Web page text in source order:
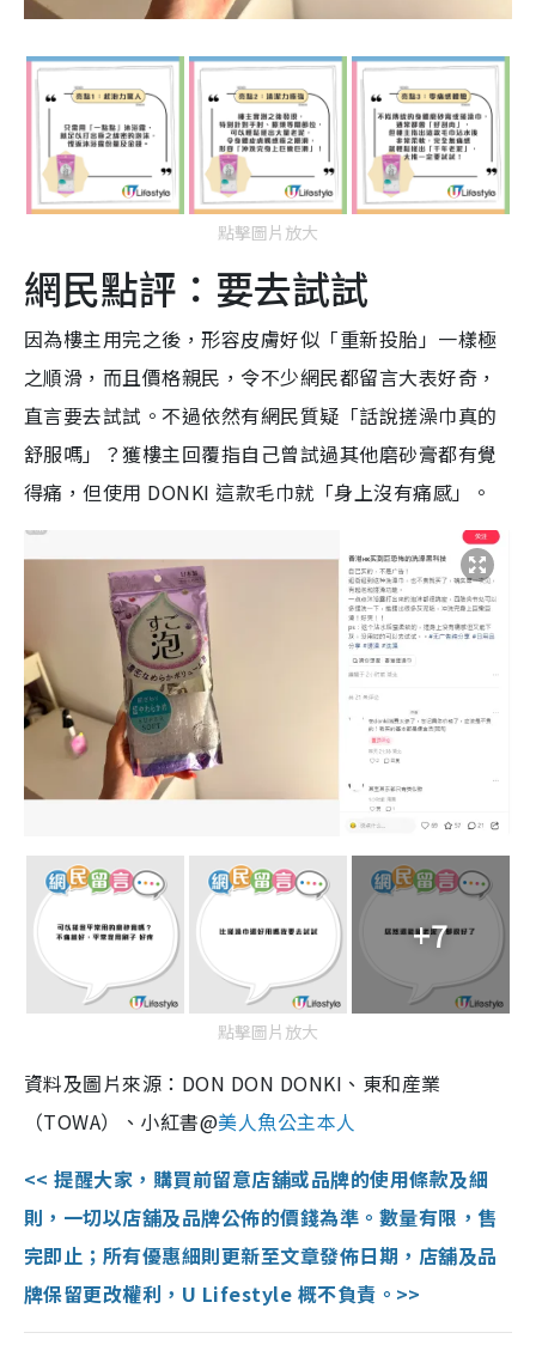
點擊圖片放大
網民點評：要去試試
因為樓主用完之後，形容皮膚好似「重新投胎」一樣極
之順滑，而且價格親民，令不少網民都留言大表好奇，
直言要去試試。不過依然有網民質疑「話說搓澡巾真的
舒服嗎」？獲樓主回覆指自己曾試過其他磨砂膏都有覺
得痛，但使用 DONKI 這款毛巾就「身上沒有痛感」。
+7
點擊圖片放大
資料及圖片來源：DON DON DONKI、東和産業
（TOWA）、小紅書@美人魚公主本人
<< 提醒大家，購買前留意店舖或品牌的使用條款及細
則，一切以店舖及品牌公佈的價錢為準。數量有限，售
完即止；所有優惠細則更新至文章發佈日期，店舖及品
牌保留更改權利，U Lifestyle 概不負責。>>